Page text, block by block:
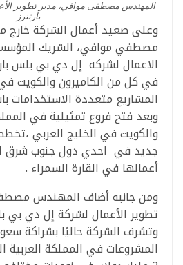
المهندس مصطفى موافي، مدير تطوير
بارتنرز
وعلى صعيد أعمال الشركة
مصطفي موافي، الشريك
الاعمال لشركه إل دي بي بلس
في كل من الكاميرون والكويت
المشاريع متعددة الاستخدامات
وبعد فتح فروع تمثيلية في
والكويت في الخليج العربي
جديد في احدي دول جنوب شرق
أعمالها في القارة السمراء .
ومن جانبه أضاف المهندس
تطوير الأعمال لشركة إل دي بي
وتشرف الشركة حاليًا بشراكة
المشروعات في المملكة العربية